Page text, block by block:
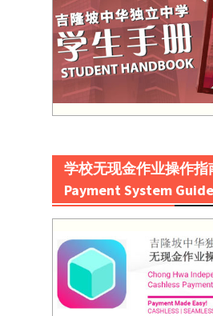
学校无现金作业操作指
Payment System Guide